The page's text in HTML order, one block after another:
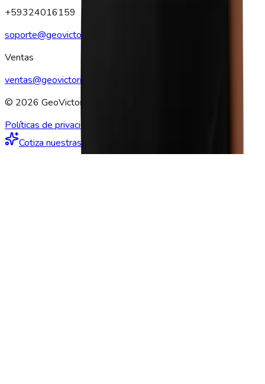
+59324016159
soporte@geovictoria.com
Ventas
ventas@geovictoria.com
© 2026 GeoVictoria. Todos los derechos reservados.
Políticas de privacidad
Cotiza nuestras soluciones